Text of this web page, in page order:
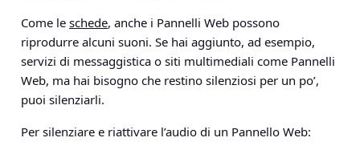
Come le schede, anche i Pannelli Web possono
riprodurre alcuni suoni. Se hai aggiunto, ad esempio,
servizi di messaggistica o siti multimediali come Pannelli
Web, ma hai bisogno che restino silenziosi per un po’,
puoi silenziarli.
Per silenziare e riattivare l’audio di un Pannello Web: